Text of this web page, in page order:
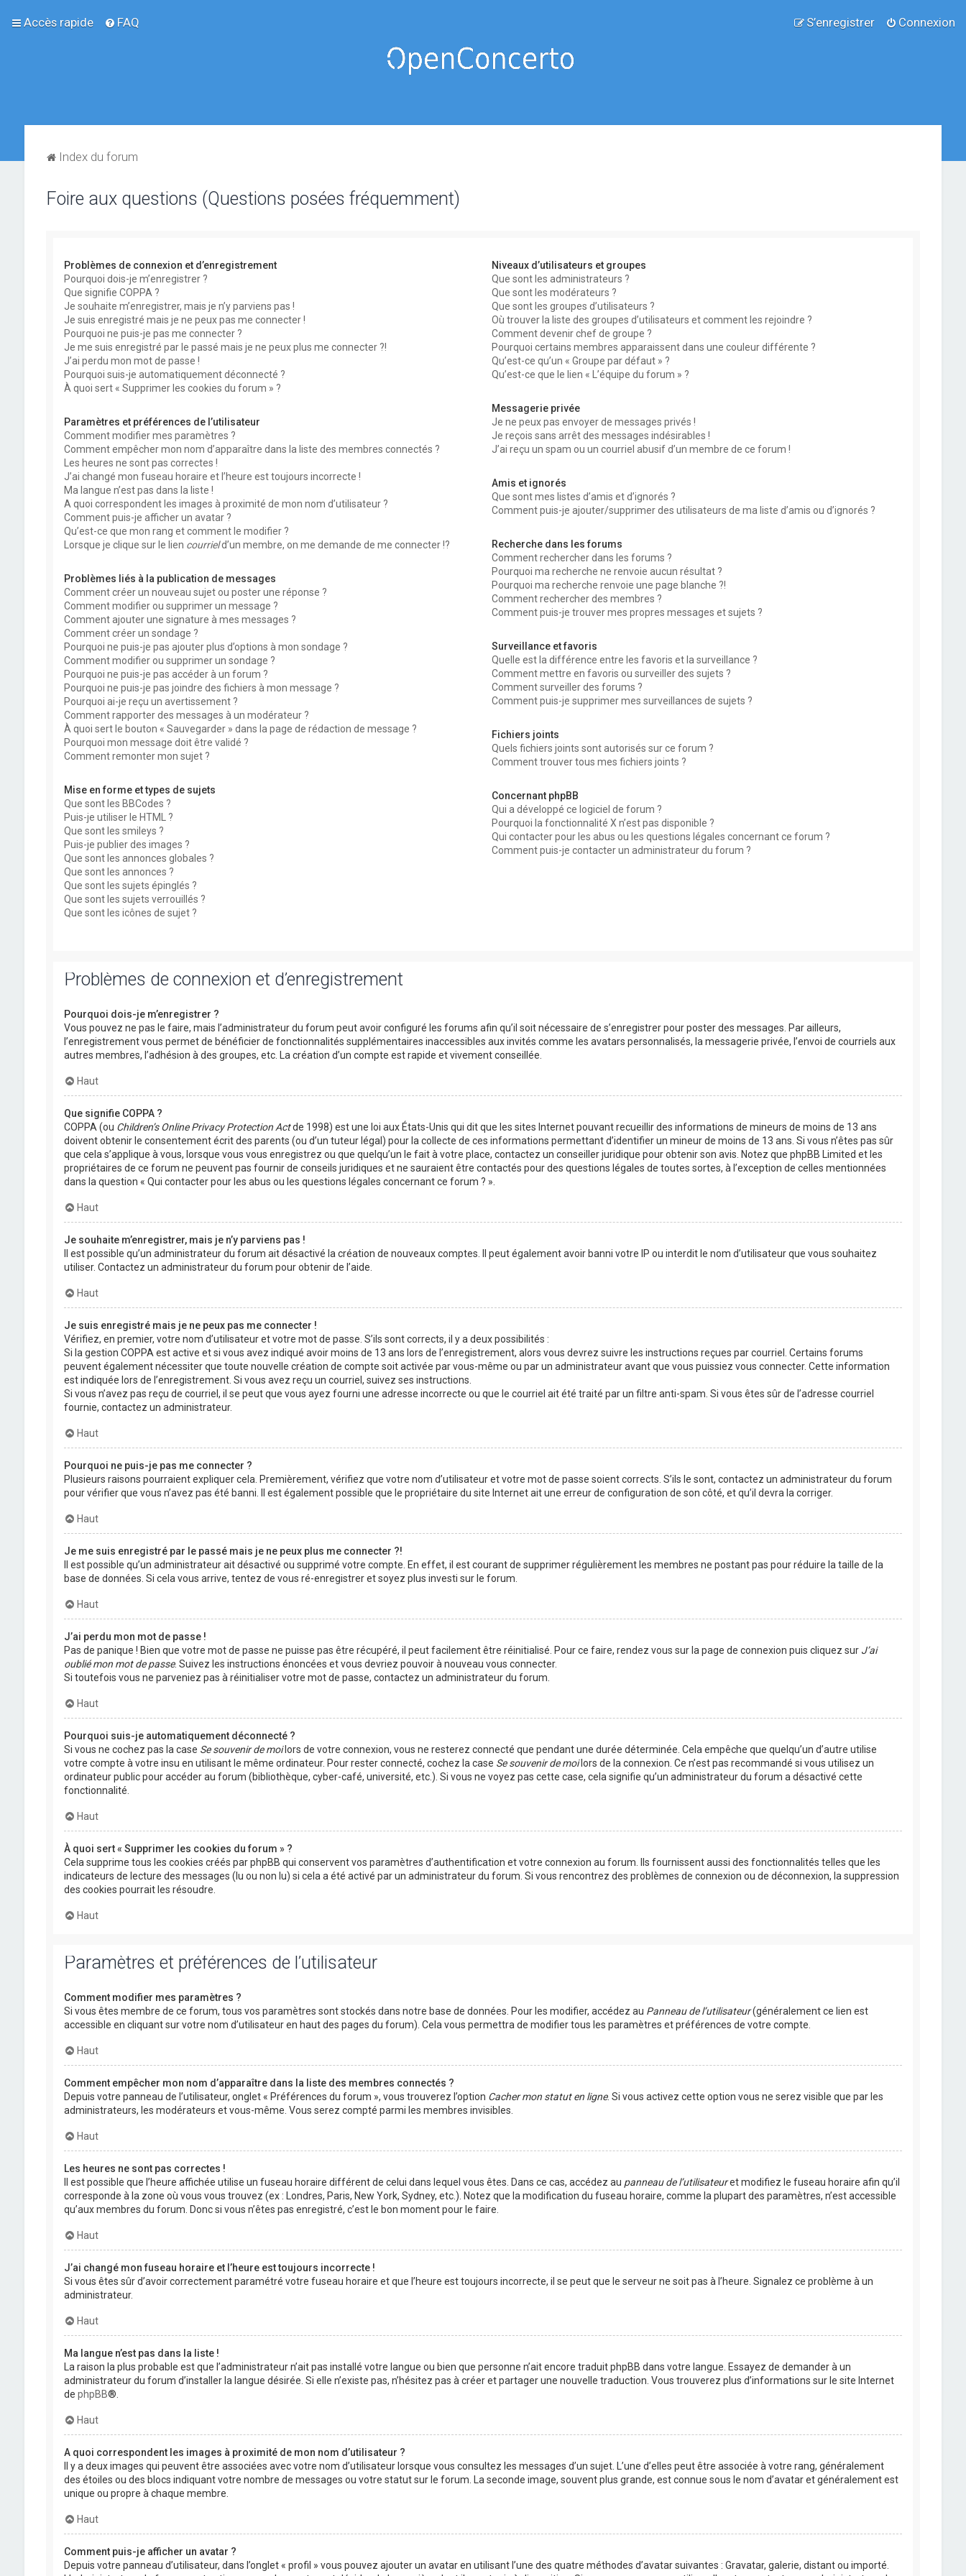
Accès rapide FAQ Connexion
S’enregistrer
Index du forum
Foire aux questions (Questions posées fréquemment)
Problèmes de connexion et d’enregistrement
Pourquoi dois-je m’enregistrer ?
Que signifie COPPA ?
Je souhaite m’enregistrer, mais je n’y parviens pas !
Je suis enregistré mais je ne peux pas me connecter !
Pourquoi ne puis-je pas me connecter ?
Je me suis enregistré par le passé mais je ne peux plus me connecter ?!
J’ai perdu mon mot de passe !
Pourquoi suis-je automatiquement déconnecté ?
À quoi sert « Supprimer les cookies du forum » ?
Paramètres et préférences de l’utilisateur
Comment modifier mes paramètres ?
Comment empêcher mon nom d’apparaître dans la liste des membres connectés ?
Les heures ne sont pas correctes !
J’ai changé mon fuseau horaire et l’heure est toujours incorrecte !
Ma langue n’est pas dans la liste !
A quoi correspondent les images à proximité de mon nom d’utilisateur ?
Comment puis-je afficher un avatar ?
Qu’est-ce que mon rang et comment le modifier ?
Lorsque je clique sur le lien courrield’un membre, on me demande de me connecter !?
Problèmes liés à la publication de messages
Comment créer un nouveau sujet ou poster une réponse ?
Comment modifier ou supprimer un message ?
Comment ajouter une signature à mes messages ?
Comment créer un sondage ?
Pourquoi ne puis-je pas ajouter plus d’options à mon sondage ?
Comment modifier ou supprimer un sondage ?
Pourquoi ne puis-je pas accéder à un forum ?
Pourquoi ne puis-je pas joindre des fichiers à mon message ?
Pourquoi ai-je reçu un avertissement ?
Comment rapporter des messages à un modérateur ?
À quoi sert le bouton « Sauvegarder » dans la page de rédaction de message ?
Pourquoi mon message doit être validé ?
Comment remonter mon sujet ?
Mise en forme et types de sujets
Que sont les BBCodes ?
Puis-je utiliser le HTML ?
Que sont les smileys ?
Puis-je publier des images ?
Que sont les annonces globales ?
Que sont les annonces ?
Que sont les sujets épinglés ?
Que sont les sujets verrouillés ?
Que sont les icônes de sujet ?
Niveaux d’utilisateurs et groupes
Que sont les administrateurs ?
Que sont les modérateurs ?
Que sont les groupes d’utilisateurs ?
Où trouver la liste des groupes d’utilisateurs et comment les rejoindre ?
Comment devenir chef de groupe ?
Pourquoi certains membres apparaissent dans une couleur différente ?
Qu’est-ce qu’un « Groupe par défaut » ?
Qu’est-ce que le lien « L’équipe du forum » ?
Messagerie privée
Je ne peux pas envoyer de messages privés !
Je reçois sans arrêt des messages indésirables !
J’ai reçu un spam ou un courriel abusif d’un membre de ce forum !
Amis et ignorés
Que sont mes listes d’amis et d’ignorés ?
Comment puis-je ajouter/supprimer des utilisateurs de ma liste d’amis ou d’ignorés ?
Recherche dans les forums
Comment rechercher dans les forums ?
Pourquoi ma recherche ne renvoie aucun résultat ?
Pourquoi ma recherche renvoie une page blanche ?!
Comment rechercher des membres ?
Comment puis-je trouver mes propres messages et sujets ?
Surveillance et favoris
Quelle est la différence entre les favoris et la surveillance ?
Comment mettre en favoris ou surveiller des sujets ?
Comment surveiller des forums ?
Comment puis-je supprimer mes surveillances de sujets ?
Fichiers joints
Quels fichiers joints sont autorisés sur ce forum ?
Comment trouver tous mes fichiers joints ?
Concernant phpBB
Qui a développé ce logiciel de forum ?
Pourquoi la fonctionnalité X n’est pas disponible ?
Qui contacter pour les abus ou les questions légales concernant ce forum ?
Comment puis-je contacter un administrateur du forum ?
Problèmes de connexion et d’enregistrement
Pourquoi dois-je m’enregistrer ?
Vous pouvez ne pas le faire, mais l’administrateur du forum peut avoir configuré les forums afin qu’il soit nécessaire de s’enregistrer pour poster des messages. Par ailleurs,
l’enregistrement vous permet de bénéficier de fonctionnalités supplémentaires inaccessibles aux invités comme les avatars personnalisés, la messagerie privée, l’envoi de courriels aux
autres membres, l’adhésion à des groupes, etc. La création d’un compte est rapide et vivement conseillée.
Haut
Que signifie COPPA ?
COPPA (ou Children’s Online Privacy Protection Actde 1998) est une loi aux États-Unis qui dit que les sites Internet pouvant recueillir des informations de mineurs de moins de 13 ans
doivent obtenir le consentement écrit des parents (ou d’un tuteur légal) pour la collecte de ces informations permettant d’identifier un mineur de moins de 13 ans. Si vous n’êtes pas sûr
que cela s’applique à vous, lorsque vous vous enregistrez ou que quelqu’un le fait à votre place, contactez un conseiller juridique pour obtenir son avis. Notez que phpBB Limited et les
propriétaires de ce forum ne peuvent pas fournir de conseils juridiques et ne sauraient être contactés pour des questions légales de toutes sortes, à l’exception de celles mentionnées
dans la question « Qui contacter pour les abus ou les questions légales concernant ce forum ? ».
Haut
Je souhaite m’enregistrer, mais je n’y parviens pas !
Il est possible qu’un administrateur du forum ait désactivé la création de nouveaux comptes. Il peut également avoir banni votre IP ou interdit le nom d’utilisateur que vous souhaitez
utiliser. Contactez un administrateur du forum pour obtenir de l’aide.
Haut
Je suis enregistré mais je ne peux pas me connecter !
Vérifiez, en premier, votre nom d’utilisateur et votre mot de passe. S’ils sont corrects, il y a deux possibilités :
Si la gestion COPPA est active et si vous avez indiqué avoir moins de 13 ans lors de l’enregistrement, alors vous devrez suivre les instructions reçues par courriel. Certains forums
peuvent également nécessiter que toute nouvelle création de compte soit activée par vous-même ou par un administrateur avant que vous puissiez vous connecter. Cette information
est indiquée lors de l’enregistrement. Si vous avez reçu un courriel, suivez ses instructions.
Si vous n’avez pas reçu de courriel, il se peut que vous ayez fourni une adresse incorrecte ou que le courriel ait été traité par un filtre anti-spam. Si vous êtes sûr de l’adresse courriel
fournie, contactez un administrateur.
Haut
Pourquoi ne puis-je pas me connecter ?
Plusieurs raisons pourraient expliquer cela. Premièrement, vérifiez que votre nom d’utilisateur et votre mot de passe soient corrects. S’ils le sont, contactez un administrateur du forum
pour vérifier que vous n’avez pas été banni. Il est également possible que le propriétaire du site Internet ait une erreur de configuration de son côté, et qu’il devra la corriger.
Haut
Je me suis enregistré par le passé mais je ne peux plus me connecter ?!
Il est possible qu’un administrateur ait désactivé ou supprimé votre compte. En effet, il est courant de supprimer régulièrement les membres ne postant pas pour réduire la taille de la
base de données. Si cela vous arrive, tentez de vous ré-enregistrer et soyez plus investi sur le forum.
Haut
J’ai perdu mon mot de passe !
Pas de panique ! Bien que votre mot de passe ne puisse pas être récupéré, il peut facilement être réinitialisé. Pour ce faire, rendez vous sur la page de connexion puis cliquez sur J’ai
oublié mon mot de passe. Suivez les instructions énoncées et vous devriez pouvoir à nouveau vous connecter.
Si toutefois vous ne parveniez pas à réinitialiser votre mot de passe, contactez un administrateur du forum.
Haut
Pourquoi suis-je automatiquement déconnecté ?
Si vous ne cochez pas la case Se souvenir de moilors de votre connexion, vous ne resterez connecté que pendant une durée déterminée. Cela empêche que quelqu’un d’autre utilise
votre compte à votre insu en utilisant le même ordinateur. Pour rester connecté, cochez la case Se souvenir de moilors de la connexion. Ce n’est pas recommandé si vous utilisez un
ordinateur public pour accéder au forum (bibliothèque, cyber-café, université, etc.). Si vous ne voyez pas cette case, cela signifie qu’un administrateur du forum a désactivé cette
fonctionnalité.
Haut
À quoi sert « Supprimer les cookies du forum » ?
Cela supprime tous les cookies créés par phpBB qui conservent vos paramètres d’authentification et votre connexion au forum. Ils fournissent aussi des fonctionnalités telles que les
indicateurs de lecture des messages (lu ou non lu) si cela a été activé par un administrateur du forum. Si vous rencontrez des problèmes de connexion ou de déconnexion, la suppression
des cookies pourrait les résoudre.
Haut
Paramètres et préférences de l’utilisateur
Comment modifier mes paramètres ?
Si vous êtes membre de ce forum, tous vos paramètres sont stockés dans notre base de données. Pour les modifier, accédez au Panneau de l’utilisateur(généralement ce lien est
accessible en cliquant sur votre nom d’utilisateur en haut des pages du forum). Cela vous permettra de modifier tous les paramètres et préférences de votre compte.
Haut
Comment empêcher mon nom d’apparaître dans la liste des membres connectés ?
Depuis votre panneau de l’utilisateur, onglet « Préférences du forum », vous trouverez l’option Cacher mon statut en ligne. Si vous activez cette option vous ne serez visible que par les
administrateurs, les modérateurs et vous-même. Vous serez compté parmi les membres invisibles.
Haut
Les heures ne sont pas correctes !
Il est possible que l’heure affichée utilise un fuseau horaire différent de celui dans lequel vous êtes. Dans ce cas, accédez au panneau de l’utilisateuret modifiez le fuseau horaire afin qu’il
corresponde à la zone où vous vous trouvez (ex : Londres, Paris, New York, Sydney, etc.). Notez que la modification du fuseau horaire, comme la plupart des paramètres, n’est accessible
qu’aux membres du forum. Donc si vous n’êtes pas enregistré, c’est le bon moment pour le faire.
Haut
J’ai changé mon fuseau horaire et l’heure est toujours incorrecte !
Si vous êtes sûr d’avoir correctement paramétré votre fuseau horaire et que l’heure est toujours incorrecte, il se peut que le serveur ne soit pas à l’heure. Signalez ce problème à un
administrateur.
Haut
Ma langue n’est pas dans la liste !
La raison la plus probable est que l’administrateur n’ait pas installé votre langue ou bien que personne n’ait encore traduit phpBB dans votre langue. Essayez de demander à un
administrateur du forum d’installer la langue désirée. Si elle n’existe pas, n’hésitez pas à créer et partager une nouvelle traduction. Vous trouverez plus d’informations sur le site Internet
de phpBB®.
Haut
A quoi correspondent les images à proximité de mon nom d’utilisateur ?
Il y a deux images qui peuvent être associées avec votre nom d’utilisateur lorsque vous consultez les messages d’un sujet. L’une d’elles peut être associée à votre rang, généralement
des étoiles ou des blocs indiquant votre nombre de messages ou votre statut sur le forum. La seconde image, souvent plus grande, est connue sous le nom d’avatar et généralement est
unique ou propre à chaque membre.
Haut
Comment puis-je afficher un avatar ?
Depuis votre panneau d’utilisateur, dans l’onglet « profil » vous pouvez ajouter un avatar en utilisant l’une des quatre méthodes d’avatar suivantes : Gravatar, galerie, distant ou importé.